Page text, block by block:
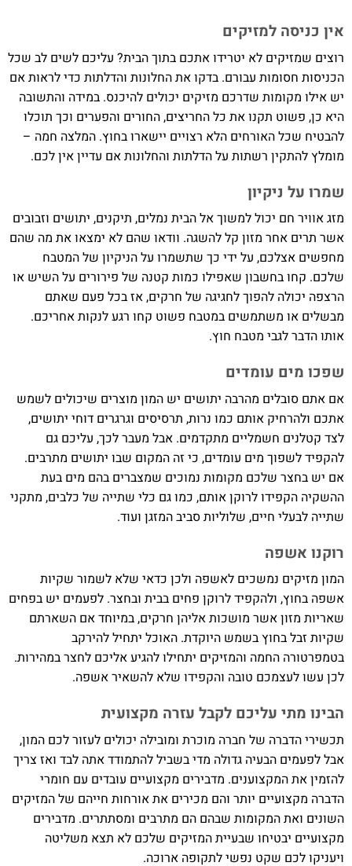
אין כניסה למזיקים
רוצים שמזיקים לא יטרידו אתכם בתוך הבית? עליכם לשים לב שכל
הכניסות חסומות עבורם. בדקו את החלונות והדלתות כדי לראות אם
יש אילו מקומות שדרכם מזיקים יכולים להיכנס. במידה והתשובה
היא כן, פשוט תקנו את כל החריצים, החורים והפערים וכך תוכלו
להבטיח שכל האורחים הלא רצויים יישארו בחוץ. המלצה חמה –
מומלץ להתקין רשתות על הדלתות והחלונות אם עדיין אין לכם.
שמרו על ניקיון
מזג אוויר חם יכול למשוך אל הבית נמלים, תיקנים, יתושים וזבובים
אשר תרים אחר מזון קל להשגה. וודאו שהם לא ימצאו את מה שהם
מחפשים אצלכם, על ידי כך שתשמרו על הניקיון של המטבח
שלכם. קחו בחשבון שאפילו כמות קטנה של פירורים על השיש או
הרצפה יכולה להפוך לחגיגה של חרקים, אז בכל פעם שאתם
מבשלים או משתמשים במטבח פשוט קחו רגע לנקות אחריכם.
אותו הדבר לגבי מטבח חוץ.
שפכו מים עומדים
אם אתם סובלים מהרבה יתושים יש המון מוצרים שיכולים לשמש
אתכם ולהרחיק אותם כמו נרות, תרסיסים וגרגרים דוחי יתושים,
לצד קטלנים חשמליים מתקדמים. אבל מעבר לכך, עליכם גם
להקפיד לשפוך מים עומדים, כי זה המקום שבו יתושים מתרבים.
אם יש בחצר שלכם מקומות נמוכים שמצברים בהם מים בעת
ההשקיה הקפידו לרוקן אותם, כמו גם כלי שתייה של כלבים, מתקני
שתייה לבעלי חיים, שלוליות סביב המזגן ועוד.
רוקנו אשפה
המון מזיקים נמשכים לאשפה ולכן כדאי שלא לשמור שקיות
אשפה בחוץ, ולהקפיד לרוקן פחים בבית ובחצר. לפעמים יש בפחים
שאריות מזון אשר מושכות אליהן חרקים, במיוחד אם השארתם
שקיות זבל בחוץ בשמש היוקדת. האוכל יתחיל להירקב
בטמפרטורה החמה והמזיקים יתחילו להגיע אליכם לחצר במהירות.
לכן עשו לעצמכם טובה והקפידו שלא להשאיר אשפה.
הבינו מתי עליכם לקבל עזרה מקצועית
תכשירי הדברה של חברה מוכרת ומובילה יכולים לעזור לכם המון,
אבל לפעמים הבעיה גדולה מדי בשביל להתמודד אתה לבד ואז צריך
להזמין את המקצוענים. מדבירים מקצועיים עובדים עם חומרי
הדברה מקצועיים יותר והם מכירים את אורחות חייהם של המזיקים
השונים ואת המקומות שבהם הם מתרבים ומסתתרים. מדבירים
מקצועיים יבטיחו שבעיית המזיקים שלכם לא תצא משליטה
ויעניקו לכם שקט נפשי לתקופה ארוכה.